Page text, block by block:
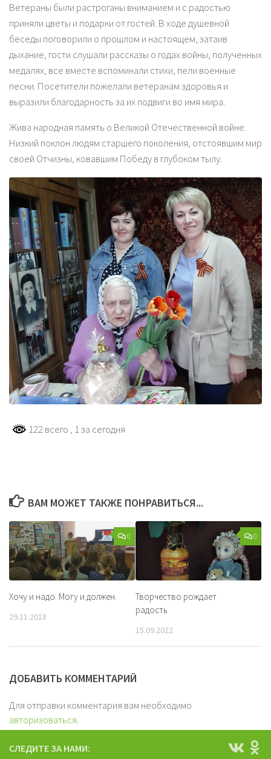
Ветераны были растроганы вниманием и с радостью
приняли цветы и подарки от гостей. В ходе душевной
беседы поговорили о прошлом и настоящем, затаив
дыхание, гости слушали рассказы о годах войны, полученных
медалях, все вместе вспоминали стихи, пели военные
песни. Посетители пожелали ветеранам здоровья и
выразили благодарность за их подвиги во имя мира.
Жива народная память о Великой Отечественной войне.
Низкий поклон людям старшего поколения, отстоявшим мир
своей Отчизны, ковавшим Победу в глубоком тылу.
122 всего , 1 за сегодня
ВАМ МОЖЕТ ТАКЖЕ ПОНРАВИТЬСЯ...
0
Хочу и надо. Могу и должен.
29.11.2018
0
Творчество рождает
радость
15.09.2022
ДОБАВИТЬ КОММЕНТАРИЙ
Для отправки комментария вам необходимо
авторизоваться.
СЛЕДИТЕ ЗА НАМИ: